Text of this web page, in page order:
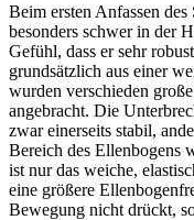
Beim ersten Anfassen
besonders schwer in der
Gefühl, dass er sehr
grundsätzlich aus einer
wurden verschieden
angebracht. Die
zwar einerseits stabil,
Bereich des Ellenbogens
ist nur das weiche,
eine größere
Bewegung nicht drückt,